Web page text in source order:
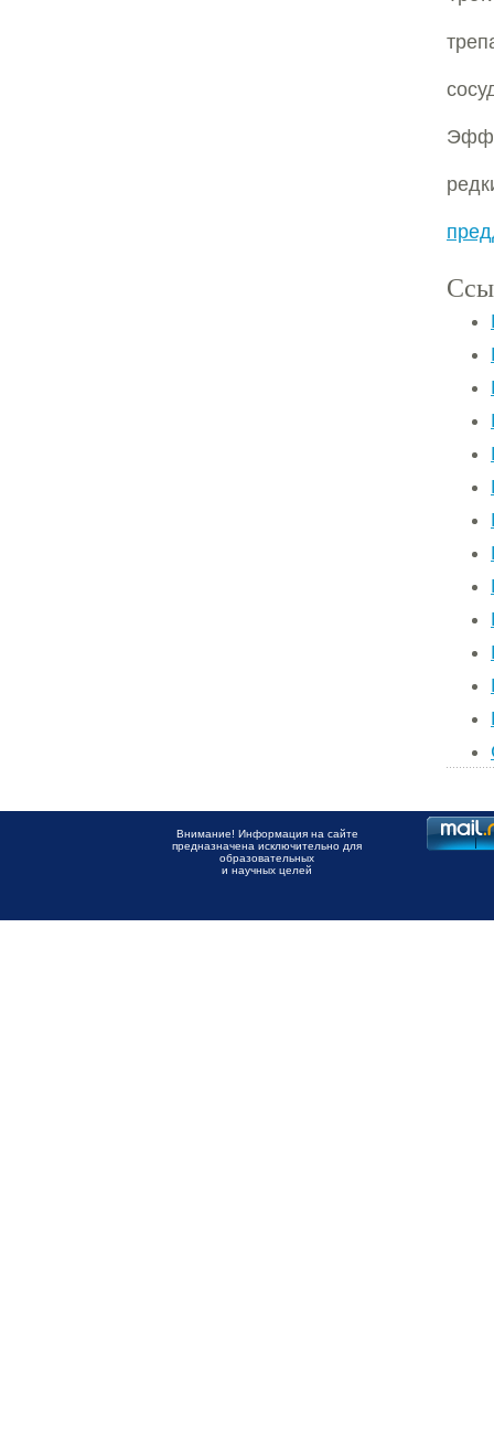
Внимание! Информация на сайте
предназначена исключительно для
образовательных
и научных целей